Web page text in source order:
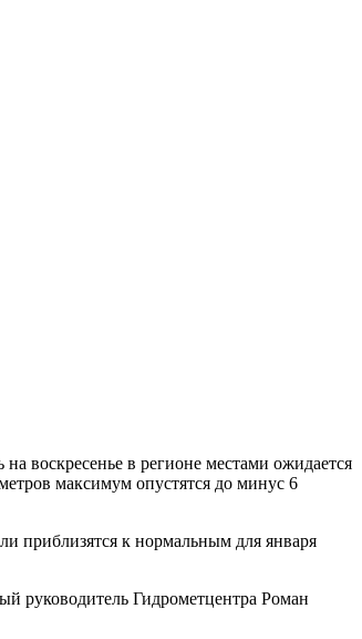
воскресенье в регионе местами ожидается
максимум опустятся до минус 6
приблизятся к нормальным для января
руководитель Гидрометцентра Роман